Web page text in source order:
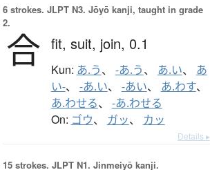
6 strokes. JLPT N3. Jōyō kanji, taught in grade
2.
合 fit, suit, join, 0.1
Kun: あ.う、 -あ.う、 あ.い、 あ
い-、 -あ.い、 -あい、 あ.わす、
あ.わせる、 -あ.わせる
On: ゴウ、 ガッ、 カッ
Details ▸
15 strokes. JLPT N1. Jinmeiyō kanji.